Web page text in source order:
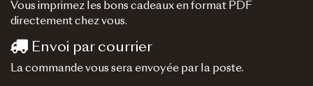
Vous imprimez les bons cadeaux en format PDF
directement chez vous.
Envoi par courrier
La commande vous sera envoyée par la poste.